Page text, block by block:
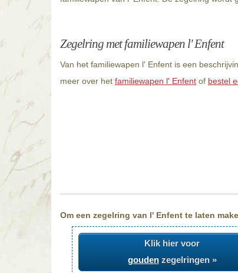
Zegelring met familiewapen l' Enfent
Van het familiewapen l' Enfent is een
meer over het familiewapen l' Enfent of bestel
Om een zegelring van l' Enfent te laten
Klik hier voor
goudenzegelringen »